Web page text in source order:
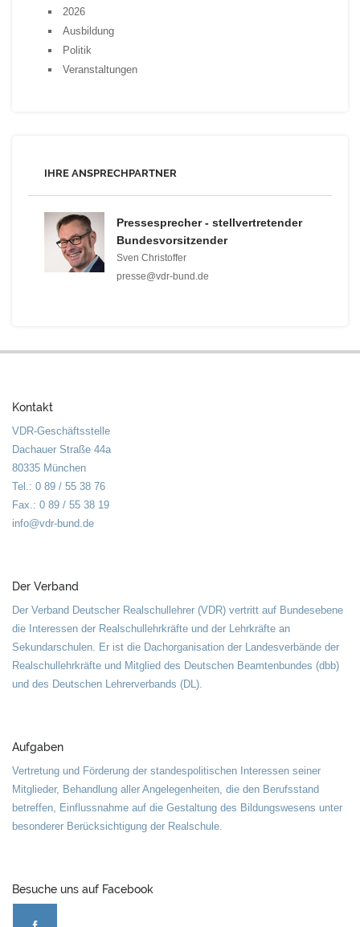
2026
Ausbildung
Politik
Veranstaltungen
IHRE ANSPRECHPARTNER
Pressesprecher - stellvertretender
Bundesvorsitzender
Sven Christoffer
presse@vdr-bund.de
Kontakt
VDR-Geschäftsstelle
Dachauer Straße 44a
80335 München
Tel.: 0 89 / 55 38 76
Fax.: 0 89 / 55 38 19
info@vdr-bund.de
Der Verband
Der Verband Deutscher Realschullehrer (VDR) vertritt auf Bundesebene
die Interessen der Realschullehrkräfte und der Lehrkräfte an
Sekundarschulen. Er ist die Dachorganisation der Landesverbände der
Realschullehrkräfte und Mitglied des Deutschen Beamtenbundes (dbb)
und des Deutschen Lehrerverbands (DL).
Aufgaben
Vertretung und Förderung der standespolitischen Interessen seiner
Mitglieder, Behandlung aller Angelegenheiten, die den Berufsstand
betreffen, Einflussnahme auf die Gestaltung des Bildungswesens unter
besonderer Berücksichtigung der Realschule.
Besuche uns auf Facebook